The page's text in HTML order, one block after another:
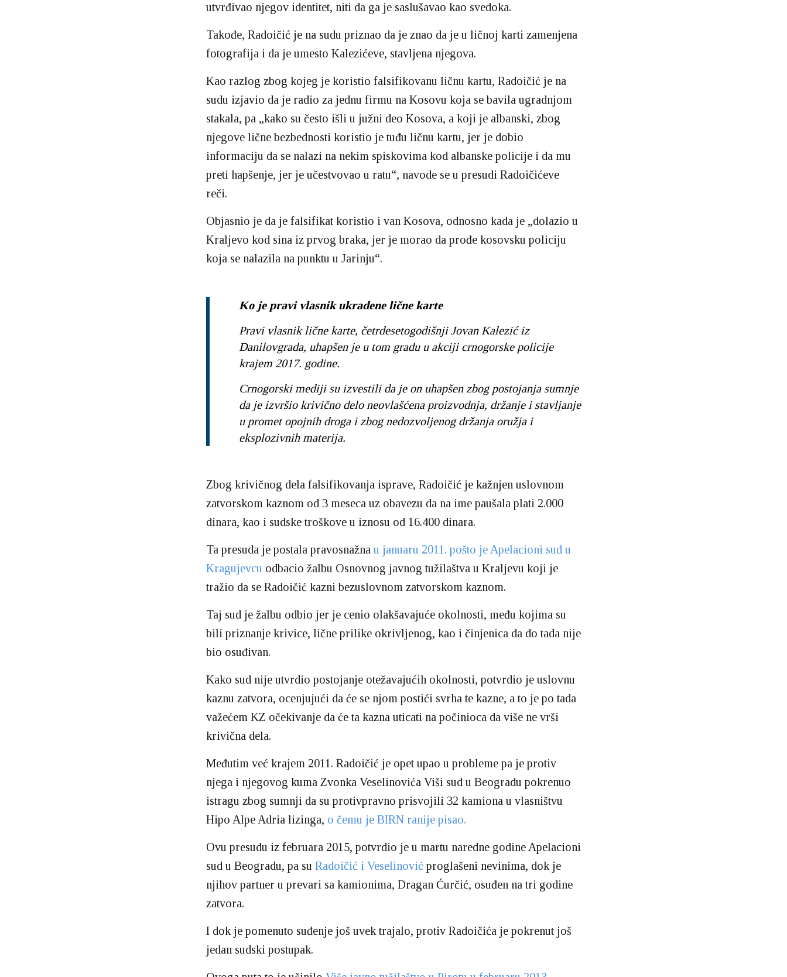
utvrđivao njegov identitet, niti da ga je saslušavao kao svedoka.
Takođe, Radoičić je na sudu priznao da je znao da je u ličnoj karti zamenjena
fotografija i da je umesto Kalezićeve, stavljena njegova.
Kao razlog zbog kojeg je koristio falsifikovanu ličnu kartu, Radoičić je na
sudu izjavio da je radio za jednu firmu na Kosovu koja se bavila ugradnjom
stakala, pa „kako su često išli u južni deo Kosova, a koji je albanski, zbog
njegove lične bezbednosti koristio je tuđu ličnu kartu, jer je dobio
informaciju da se nalazi na nekim spiskovima kod albanske policije i da mu
preti hapšenje, jer je učestvovao u ratu“, navode se u presudi Radoičićeve
reči.
Objasnio je da je falsifikat koristio i van Kosova, odnosno kada je „dolazio u
Kraljevo kod sina iz prvog braka, jer je morao da prođe kosovsku policiju
koja se nalazila na punktu u Jarinju“.
Ko je pravi vlasnik ukradene lične karte
Pravi vlasnik lične karte, četrdesetogodišnji Jovan Kalezić iz
Danilovgrada, uhapšen je u tom gradu u akciji crnogorske policije
krajem 2017. godine.
Crnogorski mediji su izvestili da je on uhapšen zbog postojanja sumnje
da je izvršio krivično delo neovlašćena proizvodnja, držanje i stavljanje
u promet opojnih droga i zbog nedozvoljenog držanja oružja i
eksplozivnih materija.
Zbog krivičnog dela falsifikovanja isprave, Radoičić je kažnjen uslovnom
zatvorskom kaznom od 3 meseca uz obavezu da na ime paušala plati 2.000
dinara, kao i sudske troškove u iznosu od 16.400 dinara.
Ta presuda je postala pravosnažna u januaru 2011. pošto je Apelacioni sud u
Kragujevcu odbacio žalbu Osnovnog javnog tužilaštva u Kraljevu koji je
tražio da se Radoičić kazni bezuslovnom zatvorskom kaznom.
Taj sud je žalbu odbio jer je cenio olakšavajuće okolnosti, među kojima su
bili priznanje krivice, lične prilike okrivljenog, kao i činjenica da do tada nije
bio osuđivan.
Kako sud nije utvrdio postojanje otežavajućih okolnosti, potvrdio je uslovnu
kaznu zatvora, ocenjujući da će se njom postići svrha te kazne, a to je po tada
važećem KZ očekivanje da će ta kazna uticati na počinioca da više ne vrši
krivična dela.
Međutim već krajem 2011. Radoičić je opet upao u probleme pa je protiv
njega i njegovog kuma Zvonka Veselinovića Viši sud u Beogradu pokrenuo
istragu zbog sumnji da su protivpravno prisvojili 32 kamiona u vlasništvu
Hipo Alpe Adria lizinga, o čemu je BIRN ranije pisao.
Ovu presudu iz februara 2015, potvrdio je u martu naredne godine Apelacioni
sud u Beogradu, pa su Radoičić i Veselinović proglašeni nevinima, dok je
njihov partner u prevari sa kamionima, Dragan Ćurčić, osuđen na tri godine
zatvora.
I dok je pomenuto suđenje još uvek trajalo, protiv Radoičića je pokrenut još
jedan sudski postupak.